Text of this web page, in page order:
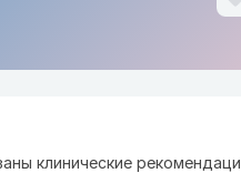
клинические